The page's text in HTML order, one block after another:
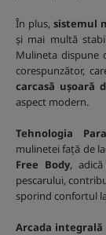
În plus, sistemul
și mai multă
Mulineta
corespunzător,
carcasă ușoară
aspect modern.
Tehnologia
mulinetei față de
Free Body,
pescarului,
sporind confortul
Arcada integrală